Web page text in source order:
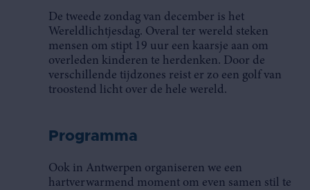
De tweede zondag van december is het
Wereldlichtjesdag. Overal ter wereld steken
mensen om stipt 19 uur een kaarsje aan om
overleden kinderen te herdenken. Door de
verschillende tijdzones reist er zo een golf van
troostend licht over de hele wereld.
Programma
Ook in Antwerpen organiseren we een
hartverwarmend moment om even samen stil te